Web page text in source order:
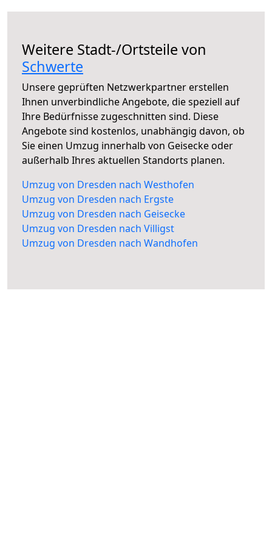
Weitere Stadt-/Ortsteile von
Schwerte
Unsere geprüften Netzwerkpartner erstellen
Ihnen unverbindliche Angebote, die speziell auf
Ihre Bedürfnisse zugeschnitten sind. Diese
Angebote sind kostenlos, unabhängig davon, ob
Sie einen Umzug innerhalb von Geisecke oder
außerhalb Ihres aktuellen Standorts planen.
Umzug von Dresden nach Westhofen
Umzug von Dresden nach Ergste
Umzug von Dresden nach Geisecke
Umzug von Dresden nach Villigst
Umzug von Dresden nach Wandhofen